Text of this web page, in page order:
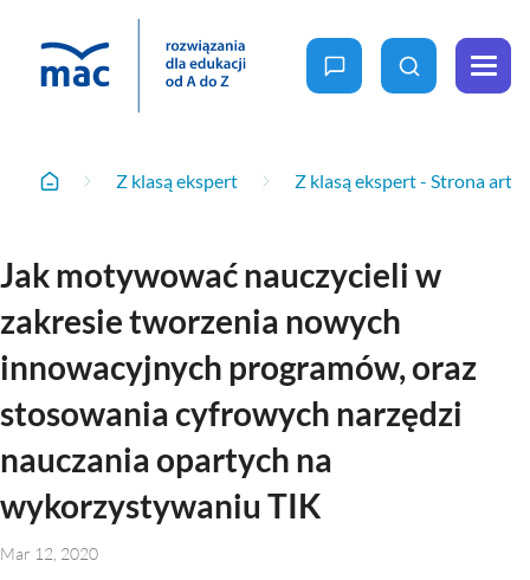
zapytaj naswyszukajMenu
Rośnij z nami Nowość
W przedszkolu naturalnie
Fun Time
szczegóły
Edukacja
wczesnoszkolna
Ale to ciekawe Reforma 2026
Ja i moja szkoła na nowo
Gra w kolory
Be Happy
Owocna edukacja
Szkoła
Podstawowa
programowa
2026
Podstawa
programowa
2017
Specjalne
potrzeby
edukacyjne
MAC
Technologie
Wiedza
Projekty i
programy
Z klasą ekspert - Strona
Z klasą ekspert Z klasą ekspert - Strona
Jak motywować nauczycieli w
zakresie tworzenia nowych
innowacyjnych programów, oraz
stosowania cyfrowych narzędzi
nauczania opartych na
wykorzystywaniu TIK
Mar 12, 2020